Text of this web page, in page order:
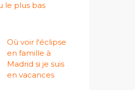
le plus bas
Où voir l'éclipse
en famille à
Madrid si je suis
en vacances